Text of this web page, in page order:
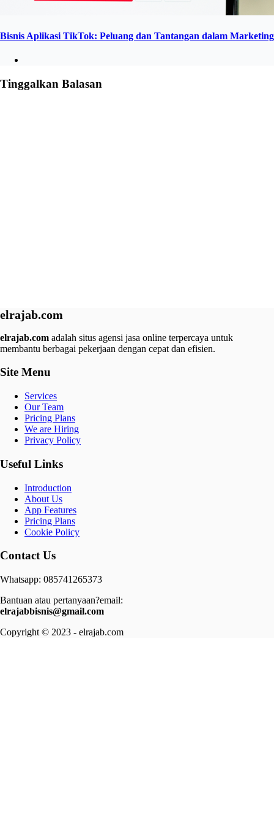
Bisnis Aplikasi TikTok: Peluang dan Tantangan dalam Marketing
Tinggalkan Balasan
elrajab.com
elrajab.com adalah situs agensi jasa online terpercaya untuk
membantu berbagai pekerjaan dengan cepat dan efisien.
Site Menu
Services
Our Team
Pricing Plans
We are Hiring
Privacy Policy
Useful Links
Introduction
About Us
App Features
Pricing Plans
Cookie Policy
Contact Us
Whatsapp: 085741265373
Bantuan atau pertanyaan?email:
elrajabbisnis@gmail.com
Copyright © 2023 - elrajab.com